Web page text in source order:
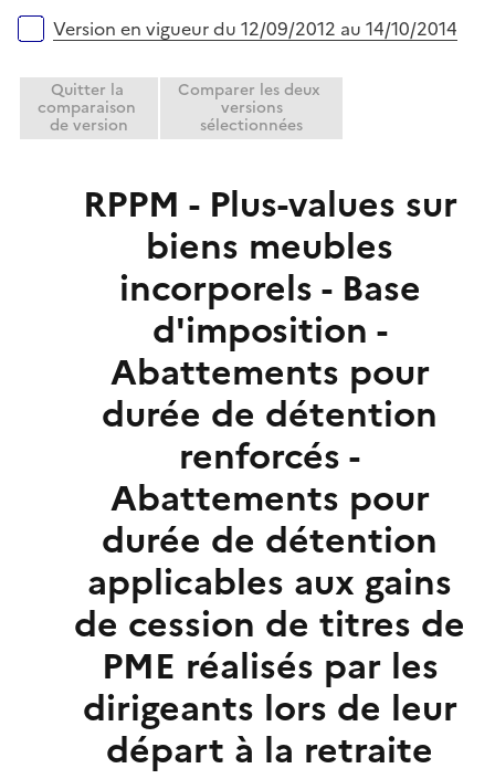
Version en vigueur du 12/09/2012 au 14/10/2014
Quitter la
comparaison
de version
Comparer les deux
versions
sélectionnées
RPPM - Plus-values sur
biens meubles
incorporels - Base
d'imposition -
Abattements pour
durée de détention
renforcés -
Abattements pour
durée de détention
applicables aux gains
de cession de titres de
PME réalisés par les
dirigeants lors de leur
départ à la retraite